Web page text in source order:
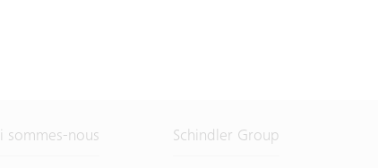
sommes-nous Schindler Group